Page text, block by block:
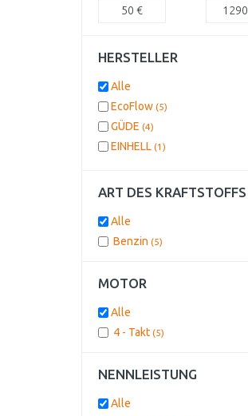
50 € 1290
HERSTELLER
Alle
EcoFlow (5)
GÜDE (4)
EINHELL (1)
ART DES KRAFTSTOFFS
Alle
Benzin (5)
MOTOR
Alle
4 - Takt (5)
NENNLEISTUNG
Alle